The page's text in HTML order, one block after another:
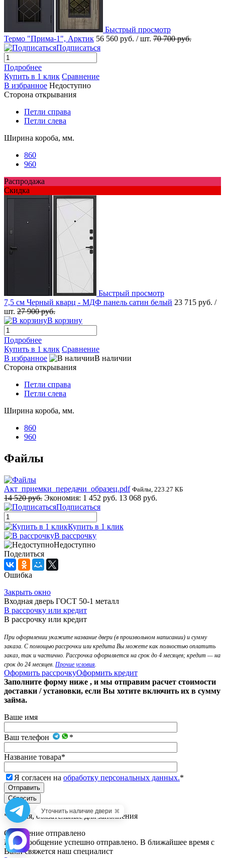
Быстрый просмотр
Термо "Прима-1", Арктик 56 560 руб. / шт. 70 700 руб.
Подписаться
Подробнее
Купить в 1 клик Сравнение
В избранное Недоступно
Сторона открывания
Петли справа
Петли слева
Ширина короба, мм.
860
960
Распродажа
Скидка
Быстрый просмотр
7,5 см Черный кварц - МДФ панель сатин белый 23 715 руб. /
шт. 27 900 руб.
В корзину
Подробнее
Купить в 1 клик Сравнение
В избранное
В наличии
Сторона открывания
Петли справа
Петли слева
Ширина короба, мм.
860
960
Файлы
Акт_приемки_передачи_образец.pdf Файлы, 223.27 КБ
14 520 руб. Экономия: 1 452 руб. 13 068 руб.
Подписаться
Купить в 1 клик
В рассрочку
Недоступно
Поделиться
Ошибка
Закрыть окно
Входная дверь ГОСТ 50-1 металл
В рассрочку или кредит
В рассрочку или кредит
При оформлении укажите название двери (в произвольном написании) и сумму
заказа. С помощью рассрочки или кредита Вы можете как полностью оплатить
заказ, так и частично. Рассрочка оформляется на срок до 4 месяцев; кредит — на
срок до 24 месяцев. Прочие условия.
Оформить рассрочкуОформить кредит
Заполните форму ниже , и мы отправим расчет стоимости
доставки / установки, если Вы хотите включить их в сумму
займа.
Ваше имя
Ваш телефон *
Название товара*
Я согласен на обработку персональных данных.*
* - Поля, обязательные для заполнения
Сообщение отправлено
Ваше сообщение успешно отправлено. В ближайшее время с
Вами свяжется наш специалист
Уточнить наличие двери ✖